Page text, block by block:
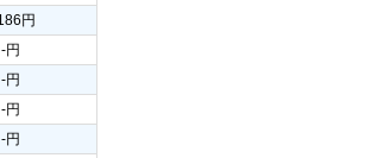
円
-円
-円
-円
-円